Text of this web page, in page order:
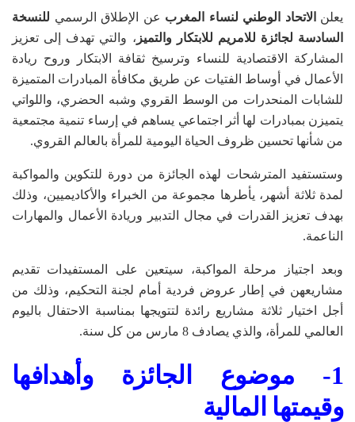
يعلن الاتحاد الوطني لنساء المغرب عن الإطلاق الرسمي للنسخة
السادسة لجائزة للامريم للابتكار والتميز ، والتي تهدف إلى تعزيز
المشاركة الاقتصادية للنساء وترسيخ ثقافة الابتكار وروح ريادة
الأعمال في أوساط الفتيات عن طريق مكافأة المبادرات المتميزة
للشابات المنحدرات من الوسط القروي وشبه الحضري، واللواتي
يتميزن بمبادرات لها أثر اجتماعي يساهم في إرساء تنمية مجتمعية
من شأنها تحسين ظروف الحياة اليومية للمرأة بالعالم القروي.
وستستفيد المترشحات لهذه الجائزة من دورة للتكوين والمواكبة
لمدة ثلاثة أشهر، يأطرها مجموعة من الخبراء والأكاديميين، وذلك
بهدف تعزيز القدرات في مجال التدبير وريادة الأعمال والمهارات
الناعمة.
وبعد اجتياز مرحلة المواكبة، سيتعين على المستفيدات تقديم
مشاريعهن في إطار عروض فردية أمام لجنة التحكيم، وذلك من
أجل اختيار ثلاثة مشاريع رائدة لتتويجها بمناسبة الاحتفال باليوم
العالمي للمرأة، والذي يصادف 8 مارس من كل سنة.
1- موضوع الجائزة وأهدافها
وقيمتها المالية